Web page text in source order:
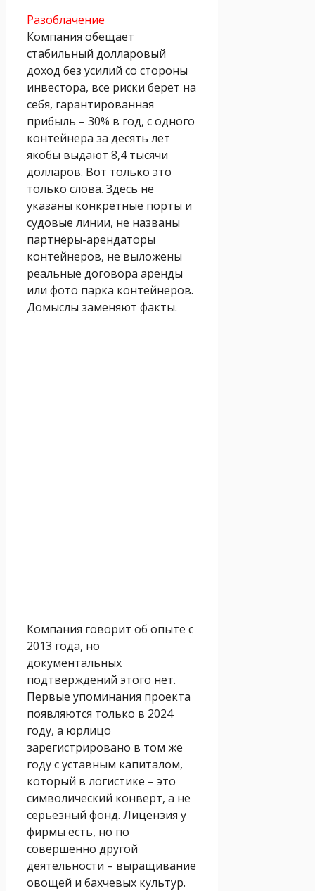
Разоблачение
Компания обещает
стабильный долларовый
доход без усилий со стороны
инвестора, все риски берет на
себя, гарантированная
прибыль – 30% в год, с одного
контейнера за десять лет
якобы выдают 8,4 тысячи
долларов. Вот только это
только слова. Здесь не
указаны конкретные порты и
судовые линии, не названы
партнеры-арендаторы
контейнеров, не выложены
реальные договора аренды
или фото парка контейнеров.
Домыслы заменяют факты.
Компания говорит об опыте с
2013 года, но
документальных
подтверждений этого нет.
Первые упоминания проекта
появляются только в 2024
году, а юрлицо
зарегистрировано в том же
году с уставным капиталом,
который в логистике – это
символический конверт, а не
серьезный фонд. Лицензия у
фирмы есть, но по
совершенно другой
деятельности – выращивание
овощей и бахчевых культур.